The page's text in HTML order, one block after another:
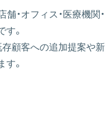
・オフィス・医療機関・
。
存顧客への追加提案や新
。